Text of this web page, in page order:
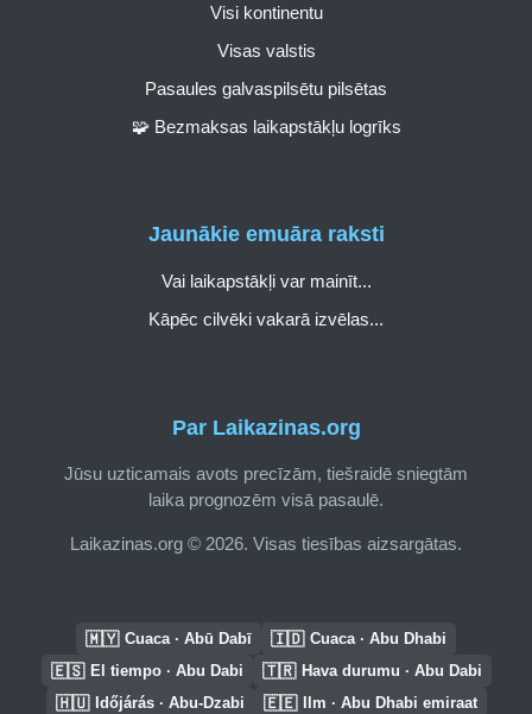
Par Laikazinas.org
Jūsu uzticamais avots precīzām, tiešraidē sniegtām
laika prognozēm visā pasaulē.
Laikazinas.org © 2026. Visas tiesības aizsargātas.
Visi kontinentu
Visas valstis
Pasaules galvaspilsētu pilsētas
🧩 Bezmaksas laikapstākļu logrīks
Jaunākie emuāra raksti
Vai laikapstākļi var mainīt...
Kāpēc cilvēki vakarā izvēlas...
🇲🇾 Cuaca · Abū Dabī 🇮🇩 Cuaca · Abu Dhabi
🇪🇸 El tiempo · Abu Dabi 🇹🇷 Hava durumu · Abu Dabi
🇭🇺 Időjárás · Abu-Dzabi 🇪🇪 Ilm · Abu Dhabi emiraat